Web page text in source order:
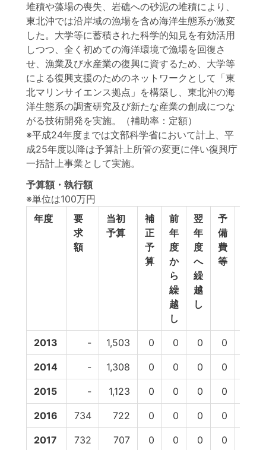
堆積や藻場の喪失、岩礁への砂泥の堆積により、
東北沖では沿岸域の漁場を含め海洋生態系が激変
した。大学等に蓄積された科学的知見を有効活用
しつつ、全く初めての海洋環境で漁場を回復さ
せ、漁業及び水産業の復興に資するため、大学等
による復興支援のためのネットワークとして「東
北マリンサイエンス拠点」を構築し、東北沖の海
洋生態系の調査研究及び新たな産業の創成につな
がる技術開発を実施。（補助率：定額）
※平成24年度までは文部科学省において計上、平
成25年度以降は予算計上所管の変更に伴い復興庁
一括計上事業として実施。
予算額・執行額
※単位は100万円
年度
要
求
額
当初
予算
補
正
予
算
前
年
度
か
ら
繰
越
し
翌
年
度
へ
繰
越
し
予
備
費
等
2013 - 1,503 0 0 0 0
2014 - 1,308 0 0 0 0
2015 - 1,123 0 0 0 0
2016 734 722 0 0 0 0
2017 732 707 0 0 0 0